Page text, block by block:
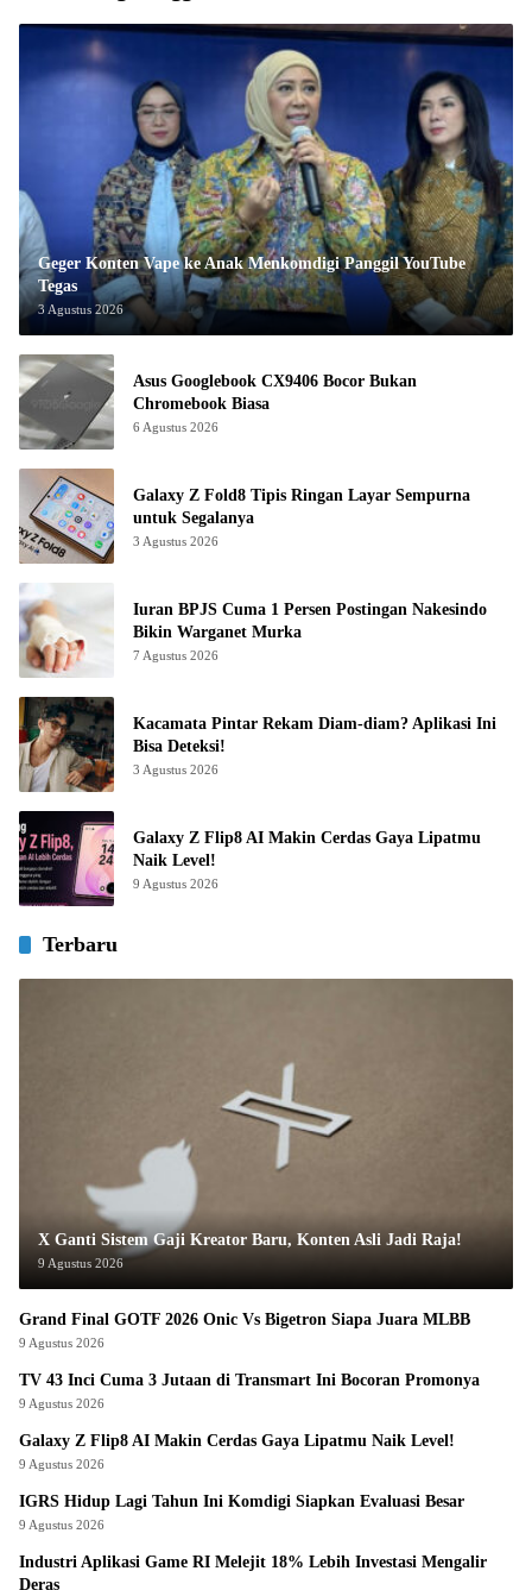
Geger Konten Vape ke Anak Menkomdigi Panggil YouTube
Tegas
3 Agustus 2026
Asus Googlebook CX9406 Bocor Bukan
Chromebook Biasa
6 Agustus 2026
Galaxy Z Fold8 Tipis Ringan Layar Sempurna
untuk Segalanya
3 Agustus 2026
Iuran BPJS Cuma 1 Persen Postingan Nakesindo
Bikin Warganet Murka
7 Agustus 2026
Kacamata Pintar Rekam Diam-diam? Aplikasi Ini
Bisa Deteksi!
3 Agustus 2026
Galaxy Z Flip8 AI Makin Cerdas Gaya Lipatmu
Naik Level!
9 Agustus 2026
Terbaru
X Ganti Sistem Gaji Kreator Baru, Konten Asli Jadi Raja!
9 Agustus 2026
Grand Final GOTF 2026 Onic Vs Bigetron Siapa Juara MLBB
9 Agustus 2026
TV 43 Inci Cuma 3 Jutaan di Transmart Ini Bocoran Promonya
9 Agustus 2026
Galaxy Z Flip8 AI Makin Cerdas Gaya Lipatmu Naik Level!
9 Agustus 2026
IGRS Hidup Lagi Tahun Ini Komdigi Siapkan Evaluasi Besar
9 Agustus 2026
Industri Aplikasi Game RI Melejit 18% Lebih Investasi Mengalir
Deras